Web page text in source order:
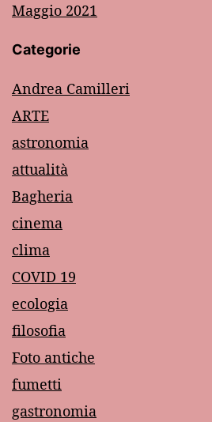
Maggio 2021
Categorie
Andrea Camilleri
ARTE
astronomia
attualità
Bagheria
cinema
clima
COVID 19
ecologia
filosofia
Foto antiche
fumetti
gastronomia